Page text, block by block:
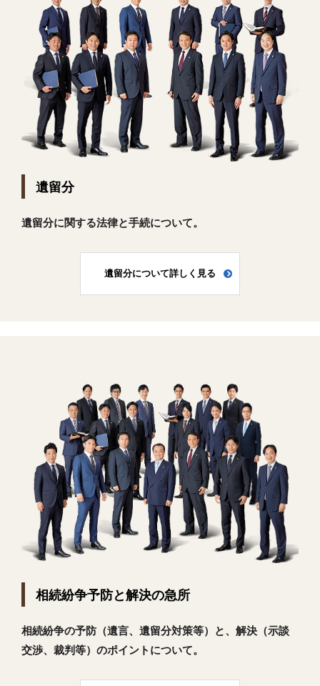
遺留分
遺留分に関する法律と手続について。
遺留分について詳しく見る
相続紛争予防と解決の急所
相続紛争の予防（遺言、遺留分対策等）と、解決（示談
交渉、裁判等）のポイントについて。